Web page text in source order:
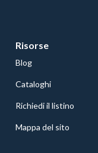
Risorse
Blog
Cataloghi
Richiedi il listino
Mappa del sito